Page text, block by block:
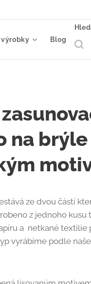
Blog
na brýle
ze dvou částí
z jednoho kusu
a netkané textilie
vyrábíme podle